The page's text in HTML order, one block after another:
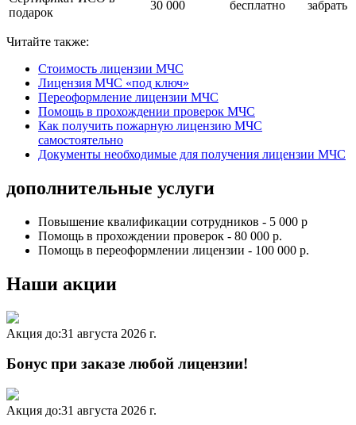
подарок
30 000 бесплатно забрать
Читайте также:
Стоимость лицензии МЧС
Лицензия МЧС «под ключ»
Переоформление лицензии МЧС
Помощь в прохождении проверок МЧС
Как получить пожарную лицензию МЧС
самостоятельно
Документы необходимые для получения лицензии МЧС
дополнительные услуги
Повышение квалификации сотрудников - 5 000 р
Помощь в прохождении проверок - 80 000 р.
Помощь в переоформлении лицензии - 100 000 р.
Наши акции
Акция до:31 августа 2026 г.
Бонус при заказе любой лицензии!
Акция до:31 августа 2026 г.